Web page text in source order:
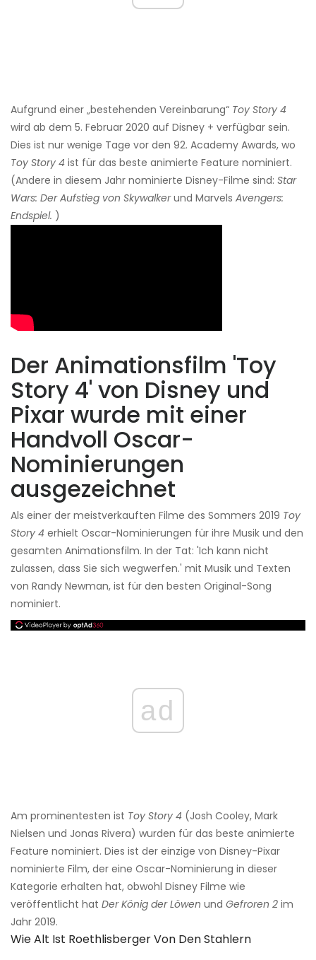
Aufgrund einer „bestehenden Vereinbarung“ Toy Story 4
wird ab dem 5. Februar 2020 auf Disney + verfügbar sein.
Dies ist nur wenige Tage vor den 92. Academy Awards, wo
Toy Story 4 ist für das beste animierte Feature nominiert.
(Andere in diesem Jahr nominierte Disney-Filme sind: Star
Wars: Der Aufstieg von Skywalkerund Marvels Avengers:
Endspiel. )
Der Animationsfilm 'Toy
Story 4' von Disney und
Pixar wurde mit einer
Handvoll Oscar-
Nominierungen
ausgezeichnet
Als einer der meistverkauften Filme des Sommers 2019 Toy
Story 4 erhielt Oscar-Nominierungen für ihre Musik und den
gesamten Animationsfilm. In der Tat: 'Ich kann nicht
zulassen, dass Sie sich wegwerfen.' mit Musik und Texten
von Randy Newman, ist für den besten Original-Song
nominiert.
ad
Am prominentesten ist Toy Story 4 (Josh Cooley, Mark
Nielsen und Jonas Rivera) wurden für das beste animierte
Feature nominiert. Dies ist der einzige von Disney-Pixar
nominierte Film, der eine Oscar-Nominierung in dieser
Kategorie erhalten hat, obwohl Disney Filme wie
veröffentlicht hat Der König der Löwen und Gefroren 2 im
Jahr 2019.
Wie Alt Ist Roethlisberger Von Den Stahlern